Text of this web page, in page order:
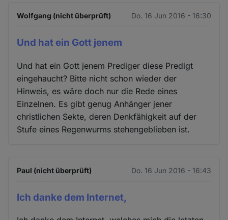
Wolfgang (nicht überprüft) Do. 16 Jun 2016 - 16:30
Und hat ein Gott jenem
Und hat ein Gott jenem Prediger diese Predigt
eingehaucht? Bitte nicht schon wieder der
Hinweis, es wäre doch nur die Rede eines
Einzelnen. Es gibt genug Anhänger jener
christlichen Sekte, deren Denkfähigkeit auf der
Stufe eines Regenwurms stehengeblieben ist.
Paul (nicht überprüft) Do. 16 Jun 2016 - 16:43
Ich danke dem Internet,